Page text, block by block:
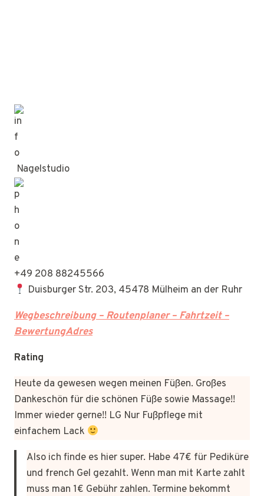
Nagelstudio
+49 208 88245566
Duisburger Str. 203, 45478 Mülheim an der Ruhr
Wegbeschreibung – Routenplaner – Fahrtzeit –
BewertungAdres
Rating
Heute da gewesen wegen meinen Füßen. Großes
Dankeschön für die schönen Füße sowie Massage!!
Immer wieder gerne!! LG Nur Fußpflege mit
einfachem Lack
Also ich finde es hier super. Habe 47€ für Pediküre
und french Gel gezahlt. Wenn man mit Karte zahlt
muss man 1€ Gebühr zahlen. Termine bekommt